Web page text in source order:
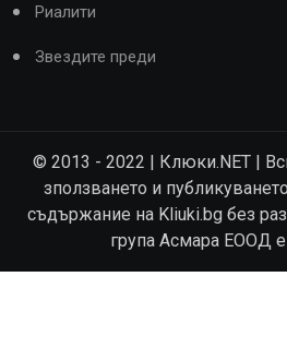
Риалити
Звездите преди
© 2013 - 2022 | Клюки.NET |
зползването и
съдържание на Kliuki.bg без
група Асмара ЕООД е